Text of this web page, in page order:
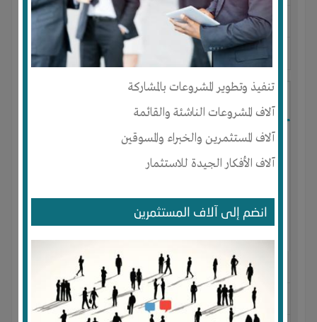
تنفيذ وتطوير المشروعات بالمشاركة
آلاف المشروعات الناشئة والقائمة
آلاف المستثمرين والخبراء والمسوقين
آلاف الأفكار الجيدة للاستثمار
انضم إلى آلاف المستثمرين
أو ورشة
المكان :مصر-دمياط-دمياط الجديدة
آخر ظهور: : منذ 7 اشهر
الجنس : أنثى
لديـه : الخبرات شركة أو مصنع أو ورشة